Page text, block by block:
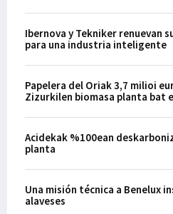
Ibernova y Tekniker renuevan
para una industria inteligente
Papelera del Oriak 3,7 milioi
Zizurkilen biomasa planta bat
Acidekak %100ean
planta
Una misión técnica a Benelux
alaveses